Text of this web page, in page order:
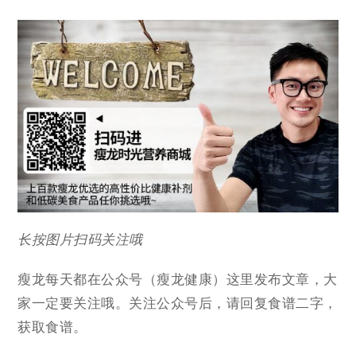
长按图片扫码关注哦
瘦龙每天都在公众号（瘦龙健康）这里发布文章，大
家一定要关注哦。关注公众号后，请回复食谱二字，
获取食谱。